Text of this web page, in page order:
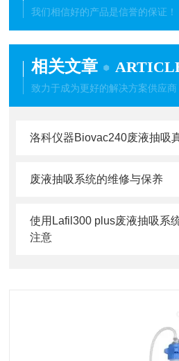
我们相信好的产品是信誉的保证！
相关文章
致力于成为更好的解决方案供应商
洛科仪器Biovac240废液抽吸
废液抽吸系统的维修与保养
使用Lafil300 plus废液抽吸系
注意